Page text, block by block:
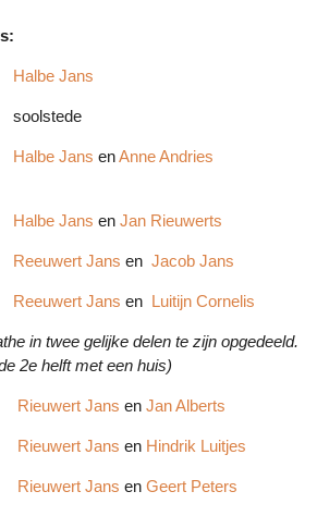
Halbe Jans
Halbe Jans enAnne Andries
Halbe Jans en Jan Rieuwerts
Reeuwert Jans en Jacob Jans
Reeuwert Jans en Luitijn Cornelis
in twee gelijke delen te zijn opgedeeld.
2e helft met een huis)
Rieuwert Jans en Jan Alberts
Rieuwert Jans en Hindrik Luitjes
Rieuwert Jans en Geert Peters